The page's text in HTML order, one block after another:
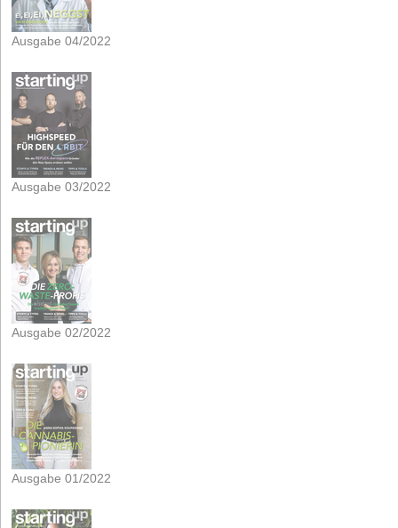
Ausgabe 04/2022
Ausgabe 03/2022
Ausgabe 02/2022
Ausgabe 01/2022